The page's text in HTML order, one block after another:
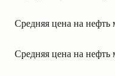
Средняя цена на
Средняя цена на